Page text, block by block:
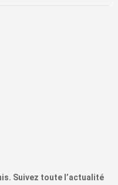
Suivez toute l’actualité